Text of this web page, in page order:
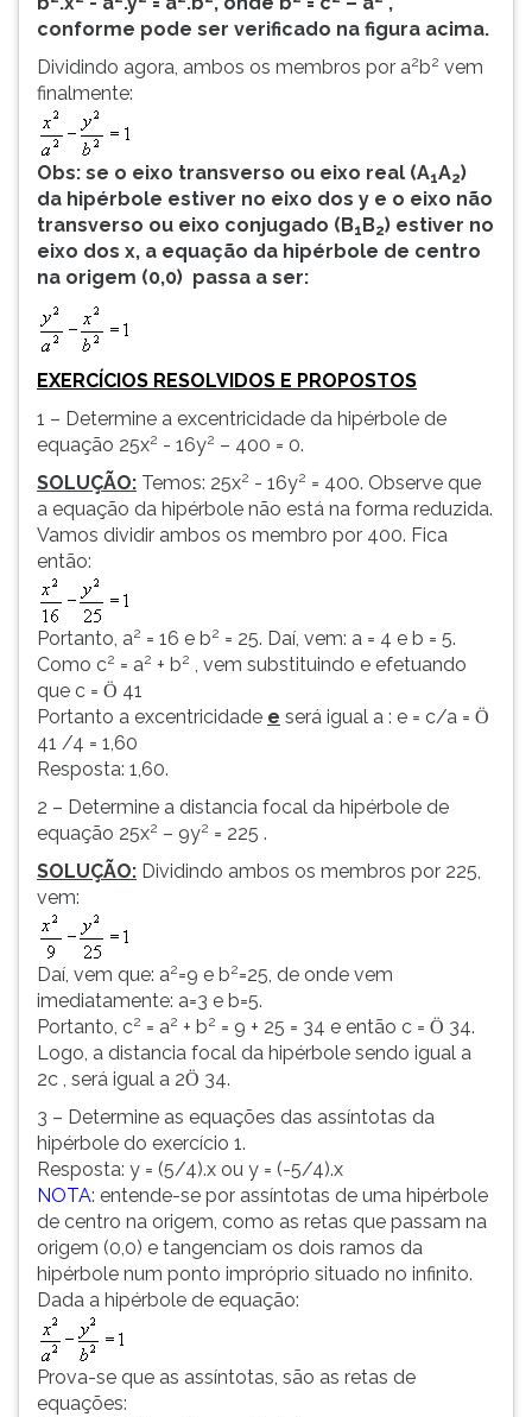
conforme pode ser verificado na figura acima.
Dividindo agora, ambos os membros por a2b2 vem
finalmente:
Obs: se o eixo transverso ou eixo real (A1A2)
da hipérbole estiver no eixo dos y e o eixo não
transverso ou eixo conjugado (B1B2) estiver no
eixo dos x, a equação da hipérbole de centro
na origem (0,0) passa a ser:
EXERCÍCIOS RESOLVIDOS E PROPOSTOS
1 – Determine a excentricidade da hipérbole de
equação 25x2 - 16y2 – 400 = 0.
SOLUÇÃO: Temos: 25x2 - 16y2 = 400. Observe que
a equação da hipérbole não está na forma reduzida.
Vamos dividir ambos os membro por 400. Fica
então:
Portanto, a2 = 16 e b2 = 25. Daí, vem: a = 4 e b = 5.
Como c2 = a2 + b2 , vem substituindo e efetuando
que c = Ö 41
Portanto a excentricidade e será igual a : e = c/a = Ö
41 /4 = 1,60
Resposta: 1,60.
2 – Determine a distancia focal da hipérbole de
equação 25x2 – 9y2 = 225 .
SOLUÇÃO: Dividindo ambos os membros por 225,
vem:
Daí, vem que: a2=9 e b2=25, de onde vem
imediatamente: a=3 e b=5.
Portanto, c2 = a2 + b2 = 9 + 25 = 34 e então c = Ö 34.
Logo, a distancia focal da hipérbole sendo igual a
2c , será igual a 2Ö 34.
3 – Determine as equações das assíntotas da
hipérbole do exercício 1.
Resposta: y = (5/4).x ou y = (-5/4).x
NOTA: entende-se por assíntotas de uma hipérbole
de centro na origem, como as retas que passam na
origem (0,0) e tangenciam os dois ramos da
hipérbole num ponto impróprio situado no infinito.
Dada a hipérbole de equação:
Prova-se que as assíntotas, são as retas de
equações: